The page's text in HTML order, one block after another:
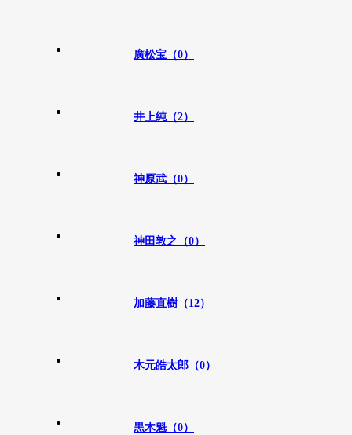
廣松宝（0）
井上純（2）
神原武（0）
神田敦之（0）
加藤直樹（12）
木元皓太郎（0）
黒木魁（0）